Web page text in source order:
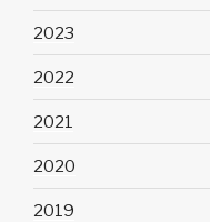
2023
2022
2021
2020
2019